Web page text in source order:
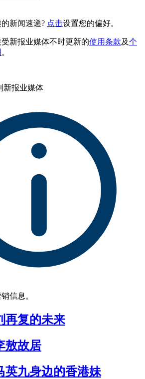
新闻速递? 点击设置您的偏好。
新报业媒体不时更新的使用条款及个
。
新报业媒体
信息。
再复的未来
敖故居
英九身边的香港妹